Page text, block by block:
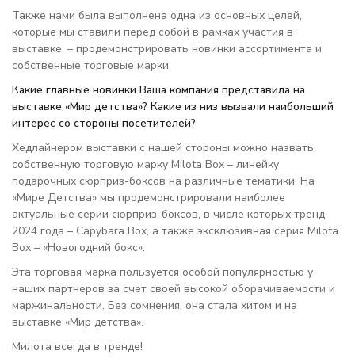
Также нами была выполнена одна из основных целей,
которые мы ставили перед собой в рамках участия в
выставке, – продемонстрировать новинки ассортимента и
собственные торговые марки.
Какие главные новинки Ваша компания представила на
выставке «Мир детства»? Какие из низ вызвали наибольший
интерес со стороны посетителей?
Хедлайнером выставки с нашей стороны можно назвать
собственную торговую марку Milota Box – линейку
подарочных сюрприз-боксов на различные тематики. На
«Мире Детства» мы продемонстрировали наиболее
актуальные серии сюрприз-боксов, в числе которых тренд
2024 года – Capybara Box, а также эксклюзивная серия Milota
Box – «Новогодний бокс».
Эта торговая марка пользуется особой популярностью у
наших партнеров за счет своей высокой оборачиваемости и
маржинальности. Без сомнения, она стала хитом и на
выставке «Мир детства».
Милота всегда в тренде!